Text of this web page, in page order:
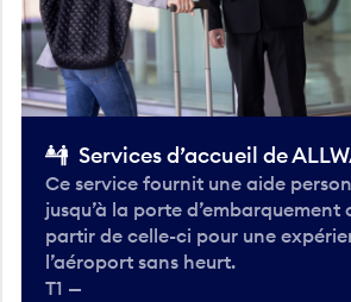
Services d’accueil de
Ce service fournit une aide
jusqu’à la porte d’embarquement
partir de celle-ci pour une
l’aéroport sans heurt.
T1 —